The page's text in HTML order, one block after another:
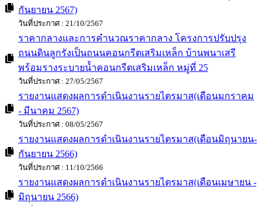
รายละเอียด
รายงานแสดงผลการดำเนินงานรายไตรมาส ประจำปีงบประมาณ พ.ศ.2569
(ไตรมาส 1) วันที่ประกาศ : 03/02/2569
รายละเอียด
รายงานแสดงผลการดำเนินงานรายไตรมาส (เดือน
ตุลาคม2567- ธันวาคม 2568) ไตรมาส 1
วันที่ประกาศ : 08/01/2568
รายงานแสดงผลการดำเนินงานรายไตรมาส(เดือนมิถุนายน-
กันยายน 2567)
วันที่ประกาศ : 21/10/2567